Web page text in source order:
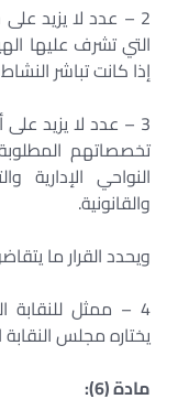
2 – عدد لا يزيد
التي تشرف عليها
إذا كانت تباشر
3 – عدد لا يزيد
تخصصاتهم
النواحي الإدارية
والقانونية.
ويحدد القرار ما
4 – ممثل
يختاره مجلس النقابة
مادة (6):